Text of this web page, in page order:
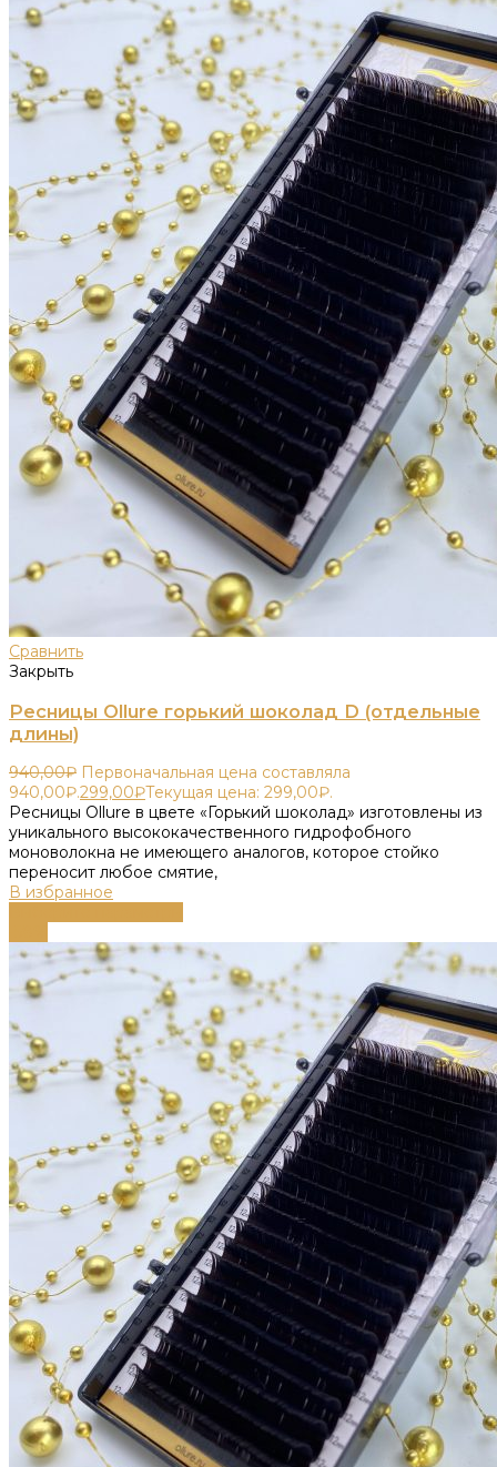
Сравнить
Закрыть
Ресницы Ollure горький шоколад D (отдельные
длины)
940,00₽ Первоначальная цена составляла
940,00₽.299,00₽Текущая цена: 299,00₽.
Ресницы Ollure в цвете «Горький шоколад» изготовлены из
уникального высококачественного гидрофобного
моноволокна не имеющего аналогов, которое стойко
переносит любое смятие,
В избранное